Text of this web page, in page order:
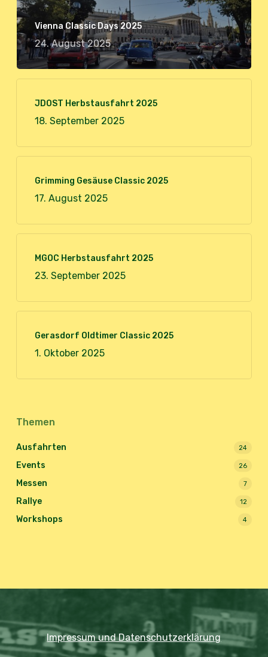
Vienna Classic Days 2025
24. August 2025
JDOST Herbstausfahrt 2025
18. September 2025
Grimming Gesäuse Classic 2025
17. August 2025
MGOC Herbstausfahrt 2025
23. September 2025
Gerasdorf Oldtimer Classic 2025
1. Oktober 2025
Themen
Ausfahrten 24
Events 26
Messen 7
Rallye 12
Workshops 4
Impressum und Datenschutzerklärung